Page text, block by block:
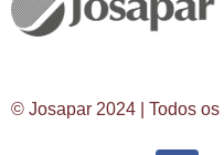
© Josapar 2024 | Todos